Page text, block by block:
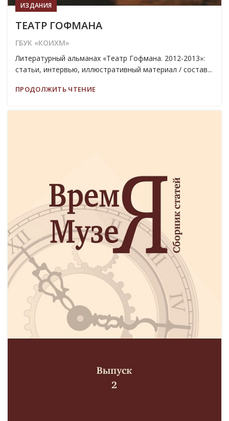
ИЗДАНИЯ
ТЕАТР ГОФМАНА
ГБУК «КОИХМ»
Литературный альманах «Театр Гофмана. 2012-2013»:
статьи, интервью, иллюстративный материал / состав...
ПРОДОЛЖИТЬ ЧТЕНИЕ